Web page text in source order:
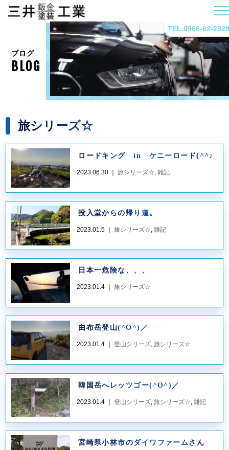
TEL.0966-62-2829
ブログ
BLOG
旅シリーズ☆
ロードキング in ケニーロード(^^♪
2023.06.30 ｜旅シリーズ☆ ,雑記
投入堂からの帰り道。
2023.01.5 ｜旅シリーズ☆ ,雑記
日本一危険な、、、
2023.01.4 ｜旅シリーズ☆
由布岳登山(^O^)／
2023.01.4 ｜登山シリーズ ,旅シリーズ☆
韓国岳へレッツゴー(^O^)／
2023.01.4 ｜登山シリーズ ,旅シリーズ☆ ,雑記
宮崎県小林市のダイワファームさん